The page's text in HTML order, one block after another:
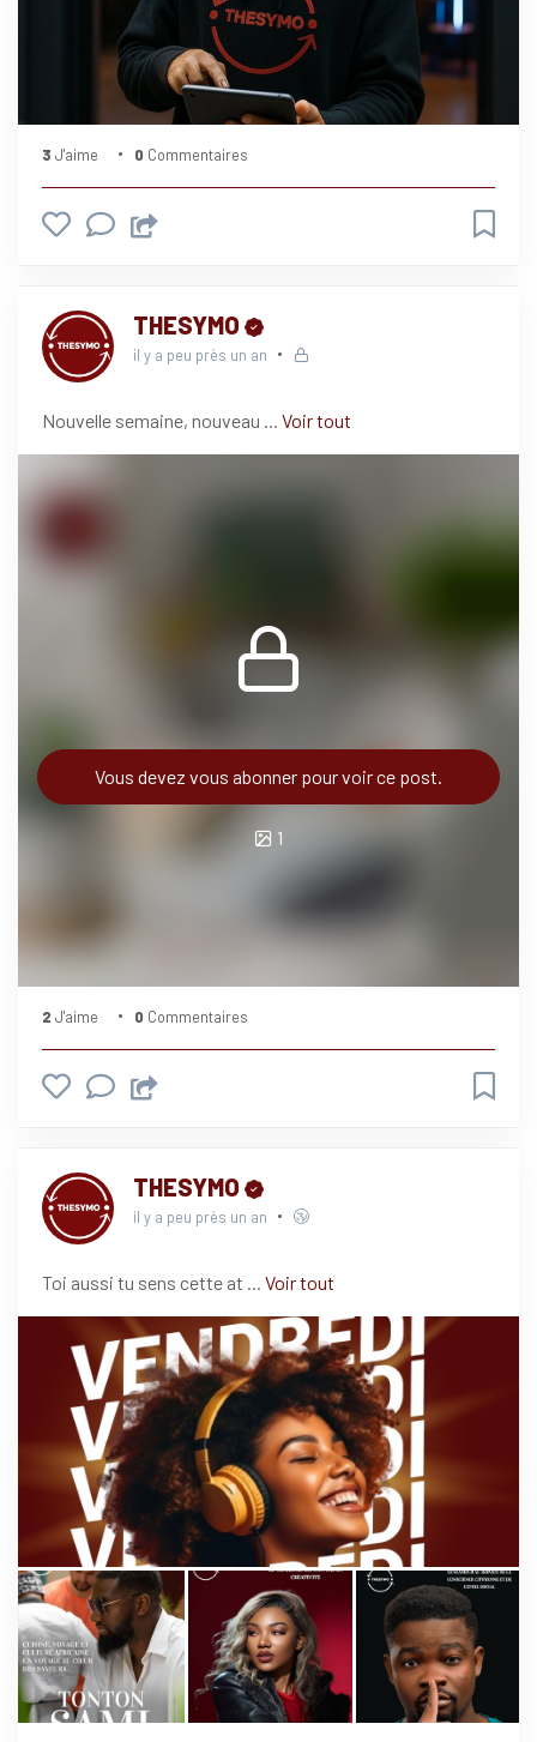
3 J'aime 0 Commentaires
THESYMO
il y a peu près un an
Nouvelle semaine, nouveau ... Voir tout
Vous devez vous abonner pour voir ce post.
1
2 J'aime 0 Commentaires
THESYMO
il y a peu près un an
Toi aussi tu sens cette at ... Voir tout